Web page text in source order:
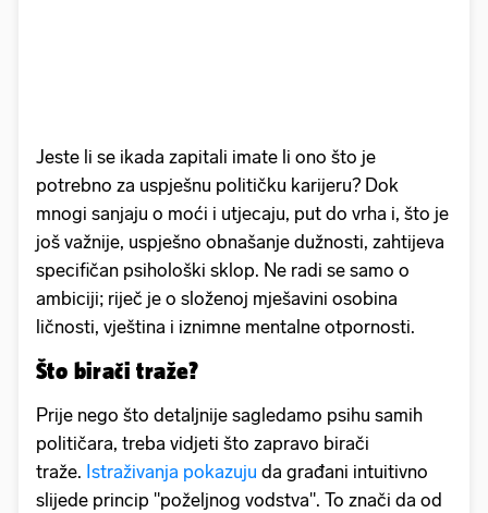
Jeste li se ikada zapitali imate li ono što je
potrebno za uspješnu političku karijeru? Dok
mnogi sanjaju o moći i utjecaju, put do vrha i, što je
još važnije, uspješno obnašanje dužnosti, zahtijeva
specifičan psihološki sklop. Ne radi se samo o
ambiciji; riječ je o složenoj mješavini osobina
ličnosti, vještina i iznimne mentalne otpornosti.
Što birači traže?
Prije nego što detaljnije sagledamo psihu samih
političara, treba vidjeti što zapravo birači
traže. Istraživanja pokazuju da građani intuitivno
slijede princip "poželjnog vodstva". To znači da od